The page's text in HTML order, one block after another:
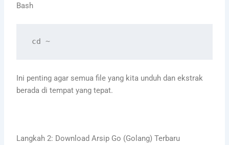
Bash
cd ~
Ini penting agar semua file yang kita unduh dan ekstrak
berada di tempat yang tepat.
Langkah 2: Download Arsip Go (Golang) Terbaru